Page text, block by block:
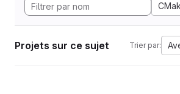
Projets sur ce sujet Trier par: